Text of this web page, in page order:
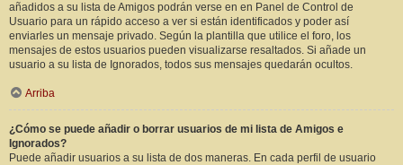
añadidos a su lista de Amigos podrán verse en en Panel de Control de
Usuario para un rápido acceso a ver si están identificados y poder así
enviarles un mensaje privado. Según la plantilla que utilice el foro, los
mensajes de estos usuarios pueden visualizarse resaltados. Si añade un
usuario a su lista de Ignorados, todos sus mensajes quedarán ocultos.
Arriba
¿Cómo se puede añadir o borrar usuarios de mi lista de Amigos e
Ignorados?
Puede añadir usuarios a su lista de dos maneras. En cada perfil de usuario